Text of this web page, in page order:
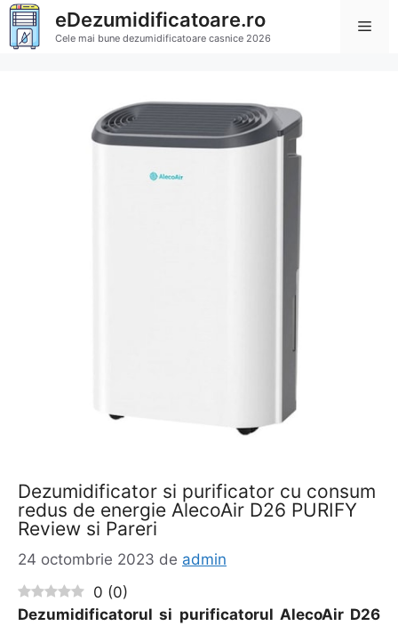
Sari
conținut
eDezumidificatoare.ro
Cele mai bune dezumidificatoare casnice 2026
Dezumidificator si purificator cu consum
redus de energie AlecoAir D26 PURIFY
Review si Pareri
24 octombrie 2023 de admin
0 (0)
Dezumidificatorul si purificatorul AlecoAir D26